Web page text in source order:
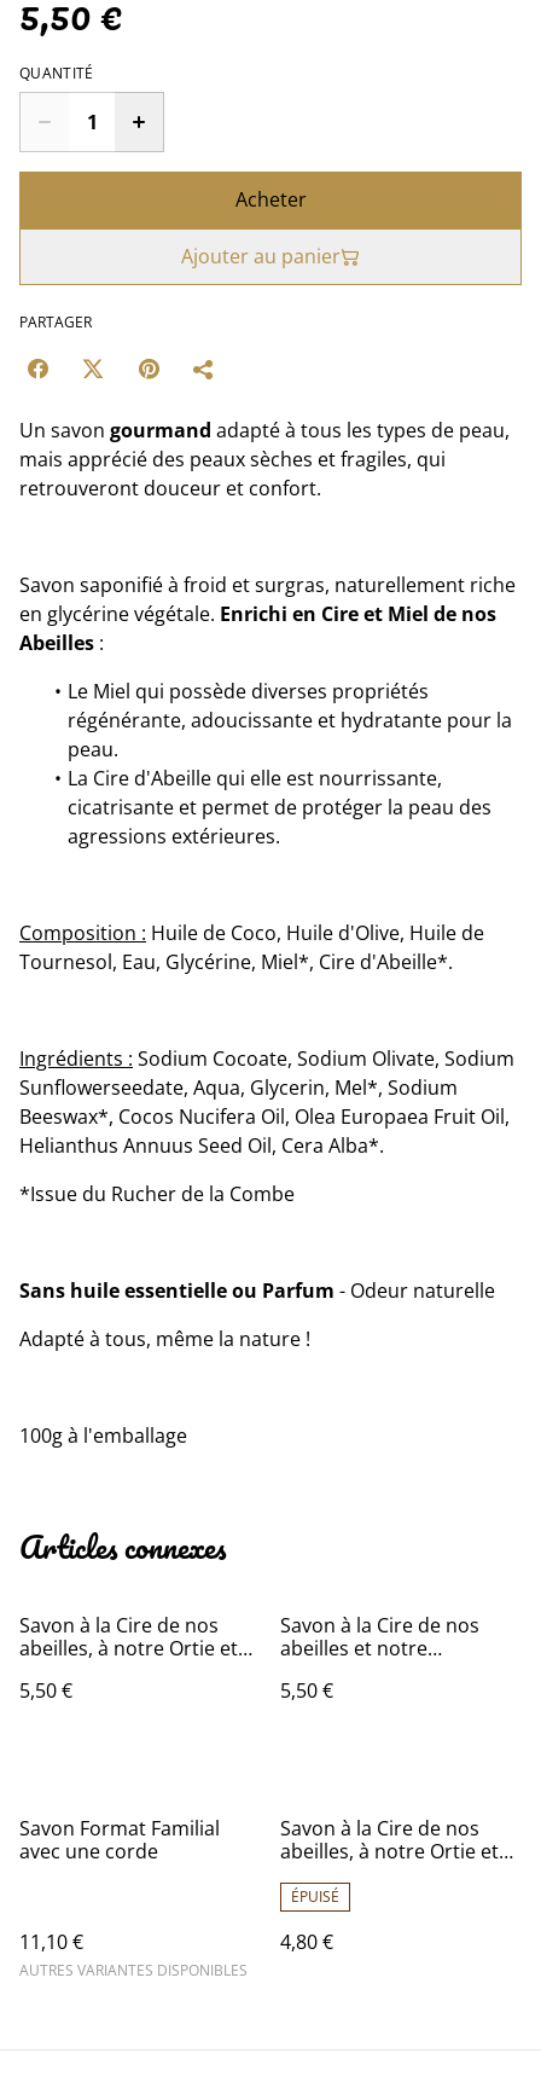
QUANTITÉ
Acheter
Ajouter au panier
PARTAGER
Un savon gourmand adapté à tous les types de peau,
mais apprécié des peaux sèches et fragiles, qui
retrouveront douceur et confort.
Savon saponifié à froid et surgras, naturellement riche
en glycérine végétale. Enrichi en Cire et Miel de nos
Abeilles :
Le Miel qui possède diverses propriétés
régénérante, adoucissante et hydratante pour la
peau.
La Cire d'Abeille qui elle est nourrissante,
cicatrisante et permet de protéger la peau des
agressions extérieures.
Composition : Huile de Coco, Huile d'Olive, Huile de
Tournesol, Eau, Glycérine, Miel*, Cire d'Abeille*.
Ingrédients : Sodium Cocoate, Sodium Olivate, Sodium
Sunflowerseedate, Aqua, Glycerin, Mel*, Sodium
Beeswax*, Cocos Nucifera Oil, Olea Europaea Fruit Oil,
Helianthus Annuus Seed Oil, Cera Alba*.
*Issue du Rucher de la Combe
Sans huile essentielle ou Parfum - Odeur naturelle
Adapté à tous, même la nature !
100g à l'emballage
Articles connexes
Savon à la Cire de nos
abeilles, à notre Ortie et
5,50 €
Savon à la Cire de nos
abeilles et notre
5,50 €
Savon Format Familial
avec une corde
11,10 €
AUTRES VARIANTES DISPONIBLES
Savon à la Cire de nos
abeilles, à notre Ortie et
DEMI-SPHERE
ÉPUISÉ
4,80 €